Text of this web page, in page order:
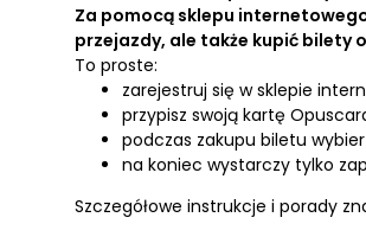
Za pomocą sklepu
przejazdy, ale także kupić bilety
To proste:
⁠zarejestruj się w sklepie
przypisz swoją kartę
⁠podczas zakupu biletu
na koniec wystarczy tylko
Szczegółowe instrukcje i porady